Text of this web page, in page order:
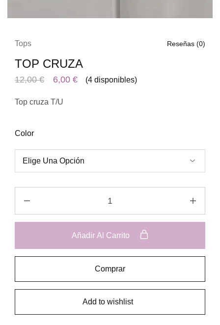
Tops Reseñas (0)
TOP CRUZA
12,00€ 6,00 € (4 disponibles)
Top cruza T/U
Color
Añadir Al Carrito
Comprar
Add to wishlist